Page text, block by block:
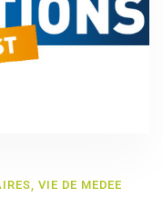
, VIE DE MEDEE